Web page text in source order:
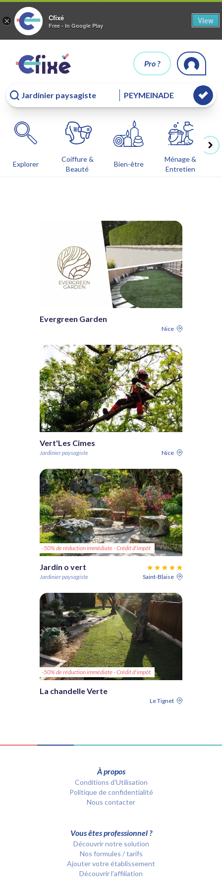
× Cfixé
Free - In Google Play
View
Pro ?
Explorer
Coiffure &
Beauté
Bien-être
Ménage &
Entretien
Evergreen Garden
Nice
Vert'Les Cimes
Jardinier paysagiste Nice
-50% de réduction immédiate - Crédit d'impôt
Jardin o vert
Jardinier paysagiste Saint-Blaise
-50% de réduction immédiate - Crédit d'impôt
La chandelle Verte
Le Tignet
À propos
Conditions d’Utilisation
Politique de confidentialité
Nous contacter
Vous êtes professionnel ?
Découvrir notre solution
Nos formules / tarifs
Ajouter votre établissement
Découvrir l'affiliation